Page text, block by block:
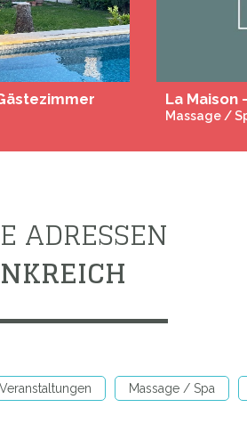
Only
Guesthouse
ADRESSEN
Veranstaltungen Massage / Spa